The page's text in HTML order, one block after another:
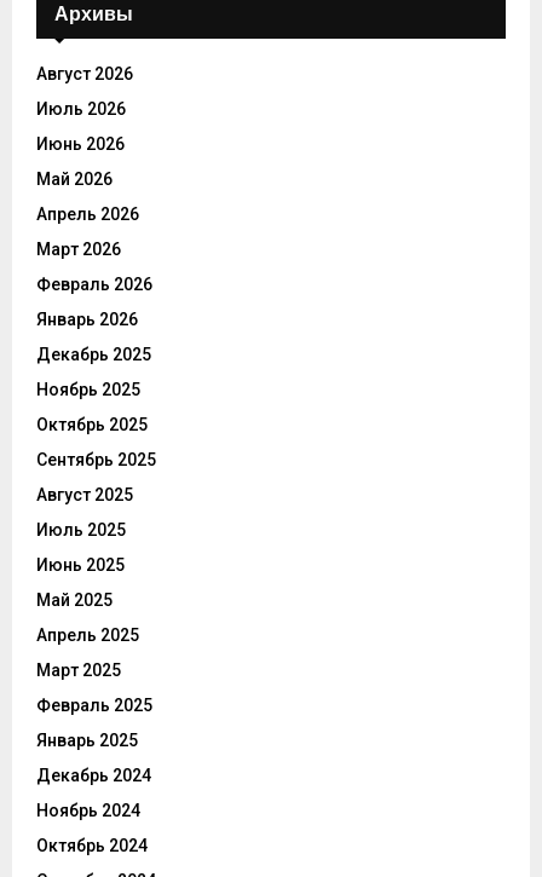
Архивы
Август 2026
Июль 2026
Июнь 2026
Май 2026
Апрель 2026
Март 2026
Февраль 2026
Январь 2026
Декабрь 2025
Ноябрь 2025
Октябрь 2025
Сентябрь 2025
Август 2025
Июль 2025
Июнь 2025
Май 2025
Апрель 2025
Март 2025
Февраль 2025
Январь 2025
Декабрь 2024
Ноябрь 2024
Октябрь 2024